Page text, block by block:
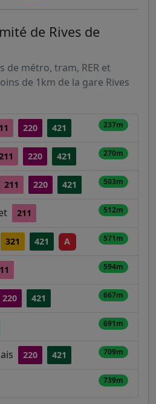
de Rives de
de métro, tram, RER et
de 1km de la gare Rives
220 421 237m
220 421 270m
211 220 421 503m
211 512m
321 421 A 571m
594m
220 421 667m
691m
220 421 709m
739m